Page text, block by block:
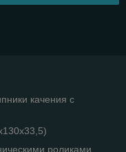
качения с
роликами